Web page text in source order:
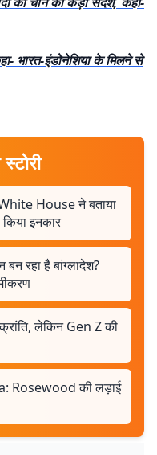
भारत-इंडोनेशिया के मिलने से
House ने बताया
इनकार
बन रहा है बांग्लादेश?
लेकिन Gen Z की
Rosewood की लड़ाई